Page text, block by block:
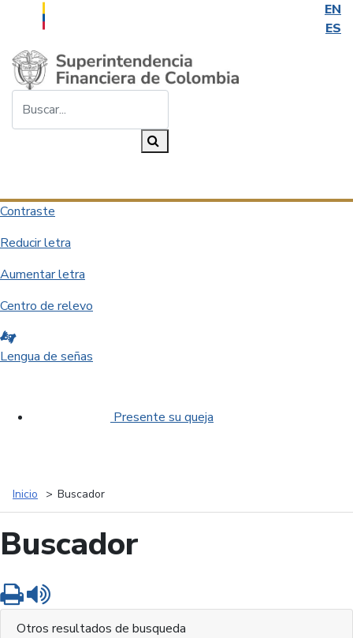
EN
ES
Saltar al contenido principal
Contraste
Reducir letra
Aumentar letra
Centro de relevo
Lengua de señas
Presente su queja
Inicio Buscador
Buscador
Imprimir
Otros resultados de busqueda